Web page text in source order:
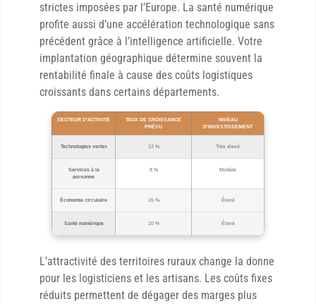
strictes imposées par l’Europe. La santé numérique
profite aussi d’une accélération technologique sans
précédent grâce à l’intelligence artificielle. Votre
implantation géographique détermine souvent la
rentabilité finale à cause des coûts logistiques
croissants dans certains départements.
SECTEUR D’ACTIVITÉ
TAUX DE CROISSANCE
PRÉVU
NIVEAU
D’INVESTISSEMENT
Technologies vertes 12 % Très élevé
Services à la
personne
8 % Modéré
Économie circulaire 15 % Élevé
Santé numérique 10 % Élevé
L’attractivité des territoires ruraux change la donne
pour les logisticiens et les artisans. Les coûts fixes
réduits permettent de dégager des marges plus